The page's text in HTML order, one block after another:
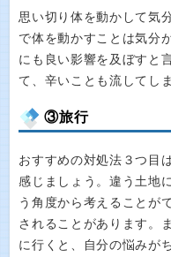
思い切り体を動かして気
で体を動かすことは気分
にも良い影響を及ぼすと
て、辛いことも流してし
③旅行
おすすめの対処法３つ目
感じましょう。違う土地
う角度から考えることが
されることがあります。
に行くと、自分の悩みが